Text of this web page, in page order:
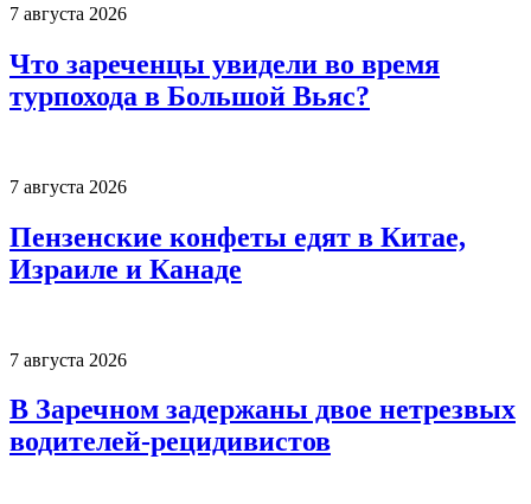
7 августа 2026
Что зареченцы увидели во время
турпохода в Большой Вьяс?
7 августа 2026
Пензенские конфеты едят в Китае,
Израиле и Канаде
7 августа 2026
В Заречном задержаны двое нетрезвых
водителей-рецидивистов